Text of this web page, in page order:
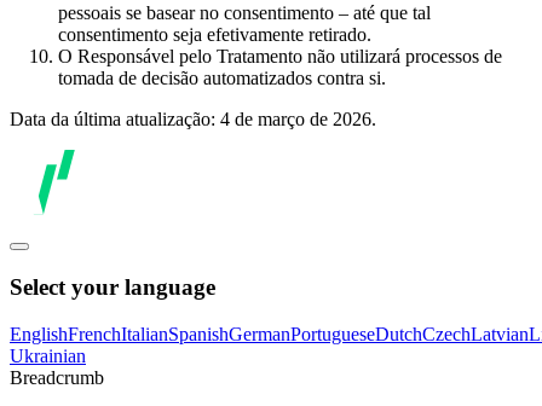
pessoais se basear no consentimento – até que tal
consentimento seja efetivamente retirado.
O Responsável pelo Tratamento não utilizará processos de
tomada de decisão automatizados contra si.
Data da última atualização: 4 de março de 2026.
Select your language
EnglishFrenchItalianSpanishGermanPortugueseDutchCzechLatvian
Ukrainian
Breadcrumb